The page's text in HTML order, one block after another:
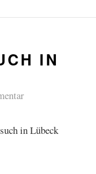
IN
in Lübeck